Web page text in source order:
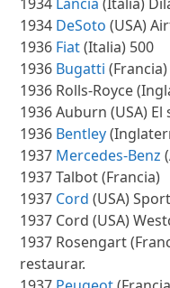
1934 Lancia (Italia)
1934 DeSoto (USA)
1936 Fiat(Italia) 500
1936 Bugatti
1936 Rolls-Royce
1936 Auburn (USA)
1936 Bentley
1937 Mercedes-Benz
1937 Talbot (Francia)
1937 Cord (USA)
1937 Cord (USA)
1937 Rosengart
restaurar.